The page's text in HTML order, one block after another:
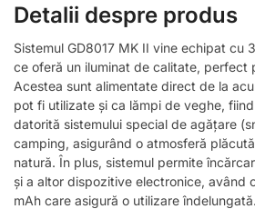
Detalii despre produs
Sistemul GD8017 MK II vine echipat cu
ce oferă un iluminat de calitate, perfect
Acestea sunt alimentate direct de la
pot fi utilizate și ca lămpi de veghe,
datorită sistemului special de agățare
camping, asigurând o atmosferă
natură. În plus, sistemul permite
și a altor dispozitive electronice, având
mAh care asigură o utilizare îndelungată.